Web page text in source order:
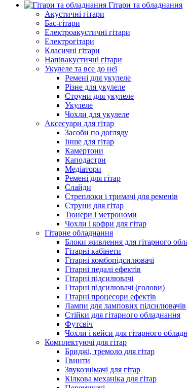
Гітари та обладнання
Акустичні гітари
Бас-гітари
Електроакустичні гітари
Електрогітари
Класичні гітари
Напівакустичні гітари
Укулеле та все до неї
Ремені для укулеле
Різне для укулеле
Струни для укулеле
Укулеле
Чохли для укулеле
Аксесуари для гітар
Засоби по догляду
Інше для гітар
Камертони
Каподастри
Медіатори
Ремені для гітар
Слайди
Стреплоки і тримачі для ременів
Струни для гітар
Тюнери і метрономи
Чохли і кофри для гітар
Гітарне обладнання
Блоки живлення для гітарного
Гітарні кабінети
Гітарні комбопідсилювачі
Гітарні педалі ефектів
Гітарні підсилювачі
Гітарні підсилювачі (голови)
Гітарні процесори ефектів
Лампи для лампових підсилювачів
Стійки для гітарного обладнання
Футсвіч
Чохли і кейси для гітарного
Комплектуючі для гітар
Бриджі, тремоло для гітар
Гвинти
Звукознімачі для гітар
Кілкова механіка для гітар